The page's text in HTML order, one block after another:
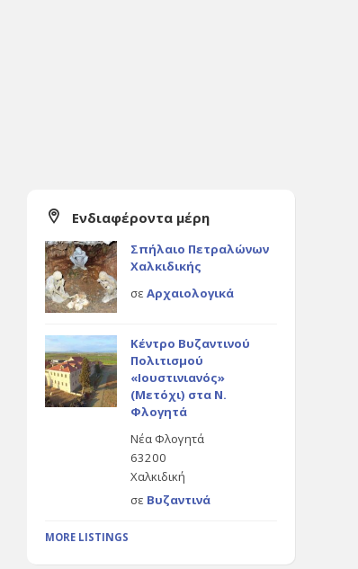
Ενδιαφέροντα μέρη
Σπήλαιο Πετραλώνων
Χαλκιδικής
σε Αρχαιολογικά
Κέντρο Βυζαντινού
Πολιτισμού
«Ιουστινιανός»
(Μετόχι) στα Ν.
Φλογητά
Νέα Φλογητά
63200
Χαλκιδική
σε Βυζαντινά
MORE LISTINGS